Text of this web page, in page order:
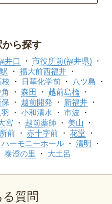
ら探す
井口
市役所前(福井県)
福大前西福井
校 日華化学前
八ツ島
森田
越前島橋
越前開発
新福井
小和清水
市波
宮 越前薬師
美山
前 赤十字前
花堂
ハーモニーホール
清明
泰澄の里 大土呂
質問